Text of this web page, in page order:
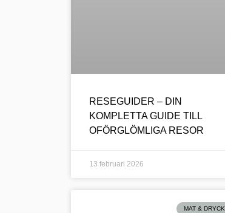
RESEGUIDER – DIN
KOMPLETTA GUIDE TILL
OFÖRGLÖMLIGA RESOR
13 februari 2026
MAT & DRYCK